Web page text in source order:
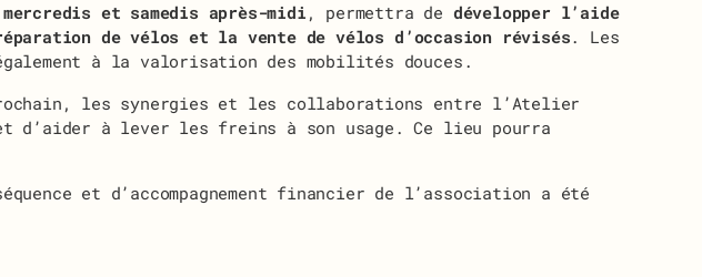
et samedis après-midi, permettra de développer l’aide
de vélos et la vente de vélos d’occasion révisés. Les
à la valorisation des mobilités douces.
les synergies et les collaborations entre l’Atelier
d’aider à lever les freins à son usage. Ce lieu pourra
et d’accompagnement financier de l’association a été